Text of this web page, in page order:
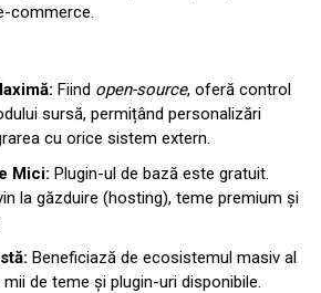
commerce.
Fiind open-source, oferă control
sursă, permițând personalizări
cu orice sistem extern.
Mici: Plugin-ul de bază este gratuit.
la găzduire (hosting), teme premium și
Beneficiază de ecosistemul masiv al
de teme și plugin-uri disponibile.